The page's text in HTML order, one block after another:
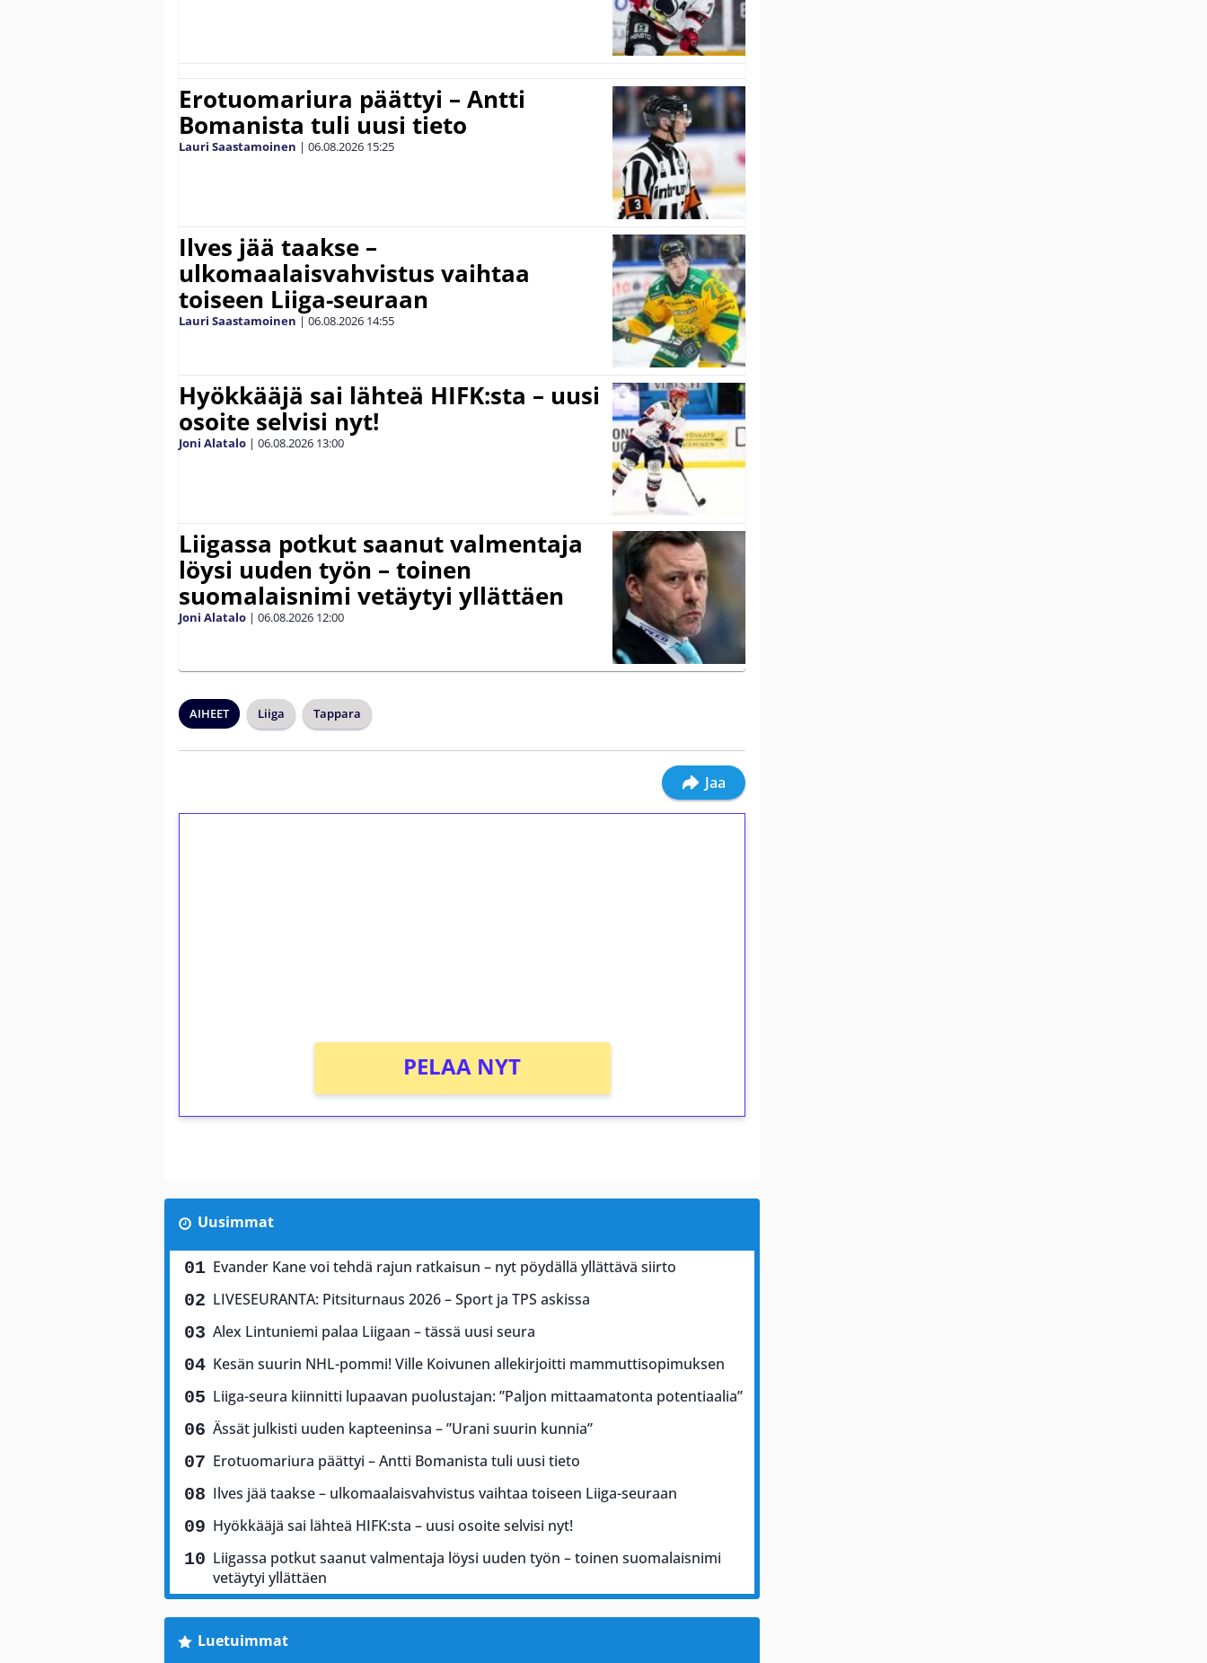
Erotuomariura päättyi – Antti
Bomanista tuli uusi tieto
Lauri Saastamoinen | 06.08.2026 15:25
Ilves jää taakse –
ulkomaalaisvahvistus vaihtaa
toiseen Liiga-seuraan
Lauri Saastamoinen | 06.08.2026 14:55
Hyökkääjä sai lähteä HIFK:sta – uusi
osoite selvisi nyt!
Joni Alatalo | 06.08.2026 13:00
Liigassa potkut saanut valmentaja
löysi uuden työn – toinen
suomalaisnimi vetäytyi yllättäen
Joni Alatalo | 06.08.2026 12:00
AIHEET Liiga Tappara
Jaa
PELAA NYT
Uusimmat
Evander Kane voi tehdä rajun ratkaisun – nyt pöydällä yllättävä siirto
LIVESEURANTA: Pitsiturnaus 2026 – Sport ja TPS askissa
Alex Lintuniemi palaa Liigaan – tässä uusi seura
Kesän suurin NHL-pommi! Ville Koivunen allekirjoitti mammuttisopimuksen
Liiga-seura kiinnitti lupaavan puolustajan: ”Paljon mittaamatonta potentiaalia”
Ässät julkisti uuden kapteeninsa – ”Urani suurin kunnia”
Erotuomariura päättyi – Antti Bomanista tuli uusi tieto
Ilves jää taakse – ulkomaalaisvahvistus vaihtaa toiseen Liiga-seuraan
Hyökkääjä sai lähteä HIFK:sta – uusi osoite selvisi nyt!
Liigassa potkut saanut valmentaja löysi uuden työn – toinen suomalaisnimi
vetäytyi yllättäen
Luetuimmat